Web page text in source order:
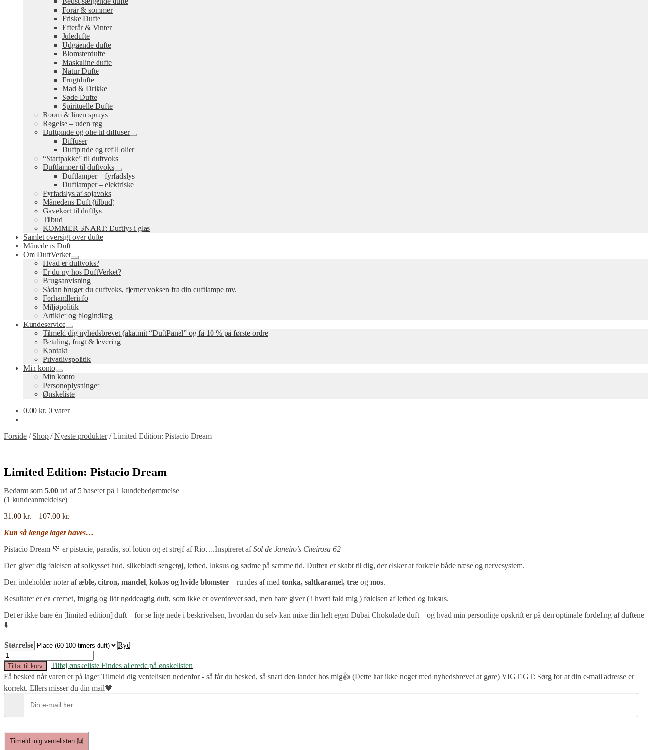
undermenu
Forår & sommer
Friske Dufte
Efterår & Vinter
Juledufte
Udgående dufte
Blomsterdufte
Maskuline dufte
Natur Dufte
Frugtdufte
Mad & Drikke
Søde Dufte
Spirituelle Dufte
Room & linen sprays
Røgelse – uden røg
Duftpinde og olie til diffuser
Udfold
Diffuser
Duftpinde og refill olier
“Startpakke” til duftvoks
Duftlamper til duftvoks
Udfold
undermenu
Duftlamper – fyrfadslys
Duftlamper – elektriske
Fyrfadslys af sojavoks
Månedens Duft (tilbud)
Gavekort til duftlys
Tilbud
KOMMER SNART: Duftlys i glas
Samlet oversigt over dufte
Månedens Duft
Om DuftVerket
Udfold
undermenu
Hvad er duftvoks?
Er du ny hos DuftVerket?
Brugsanvisning
Sådan bruger du duftvoks, fjerner voksen fra din duftlampe mv.
Forhandlerinfo
Miljøpolitik
Artikler og blogindlæg
Kundeservice
Udfold
undermenu
Tilmeld dig nyhedsbrevet (aka.mit “DuftPanel” og få 10 % på første ordre
Betaling, fragt & levering
Kontakt
Privatlivspolitik
Min konto
Udfold
undermenu
Min konto
Personoplysninger
Ønskeliste
0.00 kr. 0 varer
Forside / Shop /Nyeste produkter/Limited Edition: Pistacio Dream
Limited Edition: Pistacio Dream
Bedømt som 5.00 ud af 5 baseret på 1 kundebedømmelse
(1 kundeanmeldelse)
31.00 kr. – 107.00 kr.
til
Kun så længe lager haves…
Pistacio Dream 💚 erpistacie, paradis, sol lotion og et strejf af Rio….Inspireret afSol de Janeiro’s Cheirosa 62
Den giver dig følelsen af solkysset hud, silkeblødt sengetøj, lethed, luksus og sødme på samme tid. Duften er skabt til dig, der elsker at forkæle både næse og nervesystem.
Den indeholder noter afæble, citron, mandel, kokos og hvide blomster – rundes af med tonka, saltkaramel, træ og mos.
Resultatet er en cremet, frugtig og lidt nøddeagtig duft, som ikke er overdrevet sød, men bare giver ( i hvert fald mig ) følelsen af lethed og luksus.
Det er ikke bare én [limited edition] duft – for se lige nede i beskrivelsen, hvordan du selv kan mixe din helt egen Dubai Chokolade duft – og hvad min personlige opskrift er på den optimale fordeling af duftene
⬇️
Størrelse
Ryd
Limited
Edition:
Pistacio
Dream
antal
Tilføj til kurv Tilføj ønskeliste Findes allerede på ønskelisten
Få besked når varen er på lagerTilmeld dig ventelisten nedenfor - så får du besked, så snart den lander hos mig👍 (Dette har ikke noget med nyhedsbrevet at gøre) VIGTIGT: Sørg for at din e-mail adresse er
korrekt. Ellers misser du din mail🧡
Tilmeld mig ventelisten 🙌